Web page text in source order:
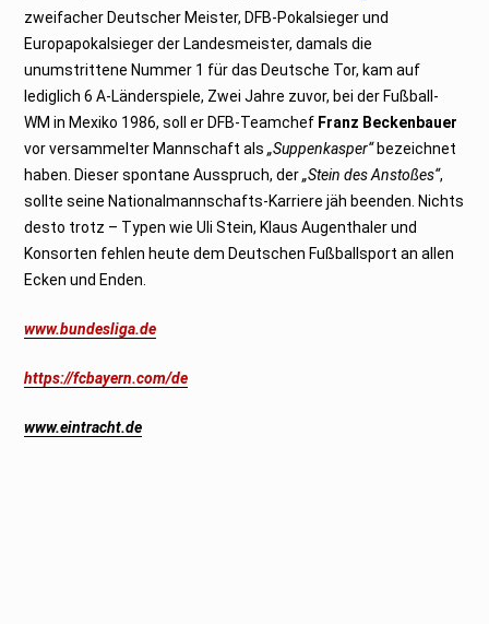
zweifacher Deutscher Meister, DFB-Pokalsieger und
Europapokalsieger der Landesmeister, damals die
unumstrittene Nummer 1 für das Deutsche Tor, kam auf
lediglich 6 A-Länderspiele, Zwei Jahre zuvor, bei der Fußball-
WM in Mexiko 1986, soll er DFB-Teamchef Franz Beckenbauer
vor versammelter Mannschaft als„Suppenkasper“bezeichnet
haben. Dieser spontane Ausspruch, der„Stein des Anstoßes“,
sollte seine Nationalmannschafts-Karriere jäh beenden. Nichts
desto trotz – Typen wie Uli Stein, Klaus Augenthaler und
Konsorten fehlen heute dem Deutschen Fußballsport an allen
Ecken und Enden.
www.bundesliga.de
https://fcbayern.com/de
www.eintracht.de